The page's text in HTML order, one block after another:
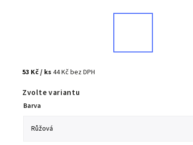
53 Kč/ ks44 Kč bez DPH
Zvolte variantu
Barva